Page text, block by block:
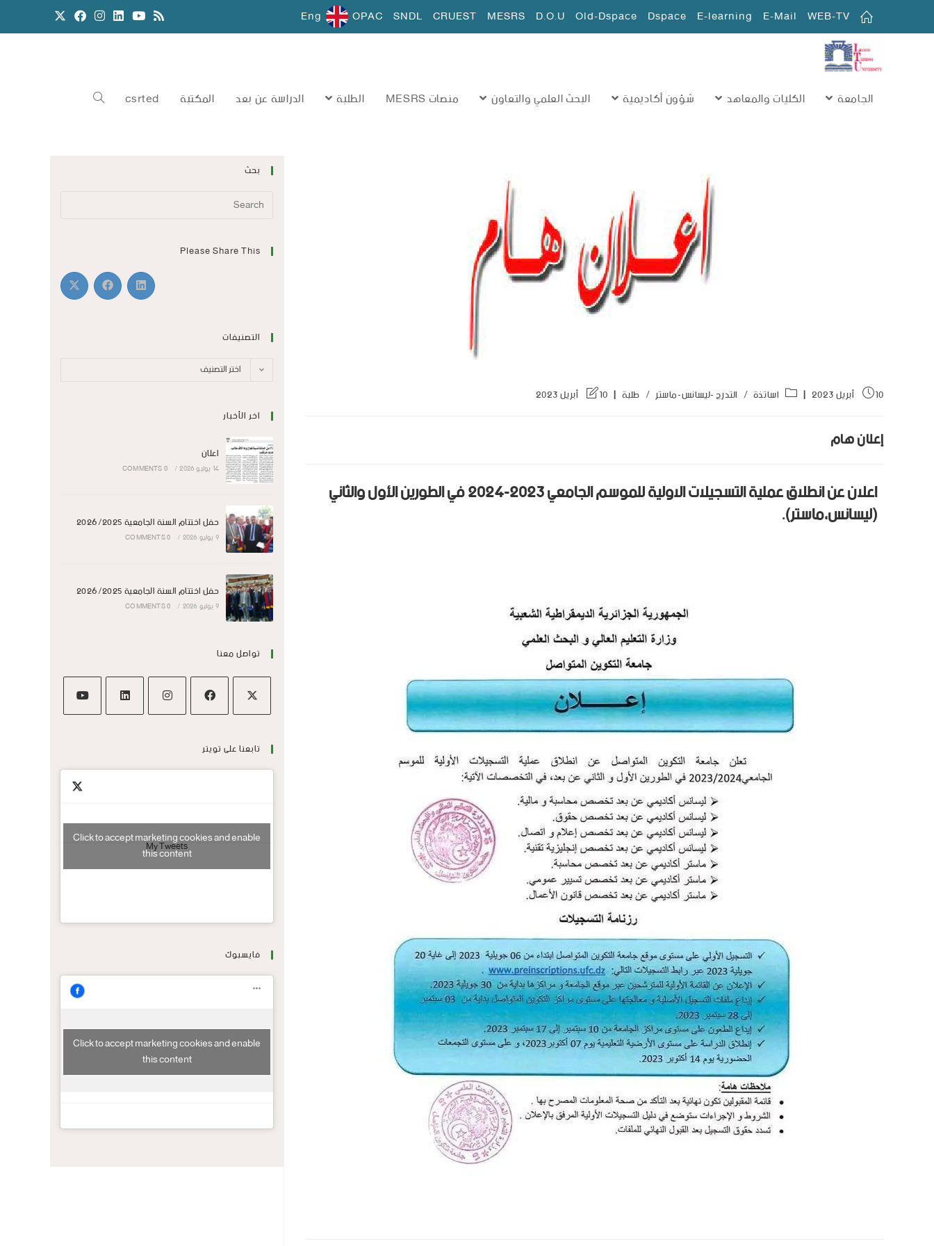
WEB-TV
E-Mail
E-learning
Dspace
Old-Dspace
D.O.U
MESRS
CRUEST
SNDL
OPAC
Eng
الجامعة الكليات والمعاهد شؤون أكاديمية البحث العلمي والتعاون منصات MESRS الطلبة الدراسة عن بعد المكتبة csrted
10 أبريل 2023 اساتذة / التدرج -ليسانس-ماستر / طلبة 10 أبريل 2023
إعلان هام
اعلان عن انطلاق عملية التسجيلات الاولية للموسم الجامعي 2023-2024 في الطورين الأول والثاني
(ليسانس،ماستر).
بحث
Please Share This
التصنيفات
اختر التصنيف
اخر الأخبار
اعلان
14 يوليو 2026 /
0 COMMENTS
حفل اختتام السنة الجامعية 2026/2025
9 يوليو 2026 /
0 COMMENTS
حفل اختتام السنة الجامعية 2026/2025
9 يوليو 2026 /
0 COMMENTS
تواصل معنا
تابعنا على تويتر
My Tweets
Click to accept marketing cookies and enable
this content
فايسبوك
Click to accept marketing cookies and enable
this content